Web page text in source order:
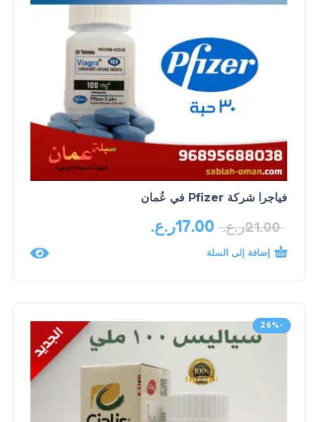
فياجرا شركة Pfizer في عُمان
21.00ر.ع. 17.00ر.ع.
إضافة إلى السلة
-26%